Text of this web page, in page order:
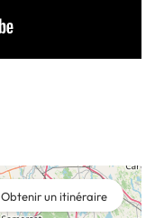
Obtenir un itinéraire